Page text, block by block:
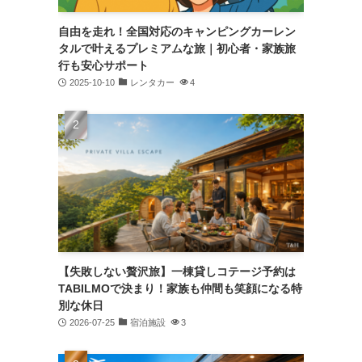
自由を走れ！全国対応のキャンピングカーレン
タルで叶えるプレミアムな旅｜初心者・家族旅
行も安心サポート
2025-10-10 レンタカー 4
【失敗しない贅沢旅】一棟貸しコテージ予約は
TABILMOで決まり！家族も仲間も笑顔になる特
別な休日
2026-07-25 宿泊施設 3